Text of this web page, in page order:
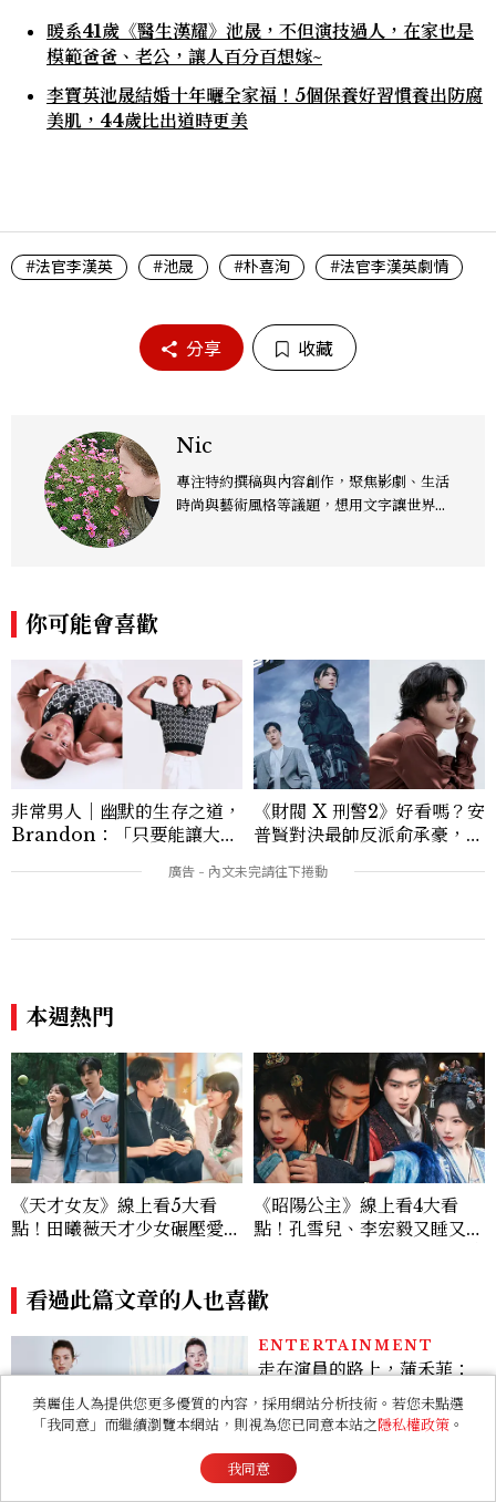
暖系41歲《醫生漢耀》池晟，不但演技過人，在家也是
模範爸爸、老公，讓人百分百想嫁~
李寶英池晟結婚十年曬全家福！5個保養好習慣養出防腐
美肌，44歲比出道時更美
#法官李漢英 #池晟 #朴喜洵 #法官李漢英劇情
分享 收藏
Nic
專注特約撰稿與內容創作，聚焦影劇、生活
時尚與藝術風格等議題，想用文字讓世界溫
你可能會喜歡
非常男人｜幽默的生存之道，
Brandon：「只要能讓大家
讓敵人成為朋友。」
《財閥 X 刑警2》好看嗎？安
普賢對決最帥反派俞承豪，鄭
卡，用錢輾壓罪犯的陳利手回
本週熱門
《天才女友》線上看5大看
點！田曦薇天才少女碾壓愛因
《昭陽公主》線上看4大看
點！孔雪兒、李宏毅又睡又鬥
看過此篇文章的人也喜歡
ENTERTAINMENT
走在演員的路上，蒲禾菲：
「一次次的失敗都是必經過
程，必須要經過那些練習，
才能做得好。」
美麗佳人為提供您更多優質的內容，採用網站分析技術。若您未點選
「我同意」而繼續瀏覽本網站，則視為您已同意本站之隱私權政策 。
我同意